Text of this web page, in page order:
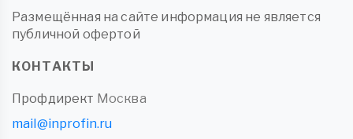
Размещённая на сайте информация не является
публичной офертой
КОНТАКТЫ
Профдирект Москва
mail@inprofin.ru